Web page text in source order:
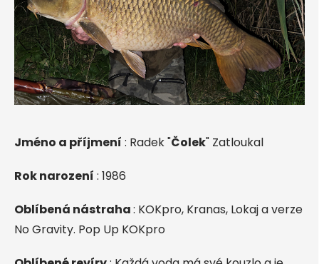
Jméno a příjmení : Radek "Čolek" Zatloukal
Rok narození : 1986
Oblíbená nástraha: KOKpro, Kranas, Lokaj a verze
No Gravity. Pop Up KOKpro